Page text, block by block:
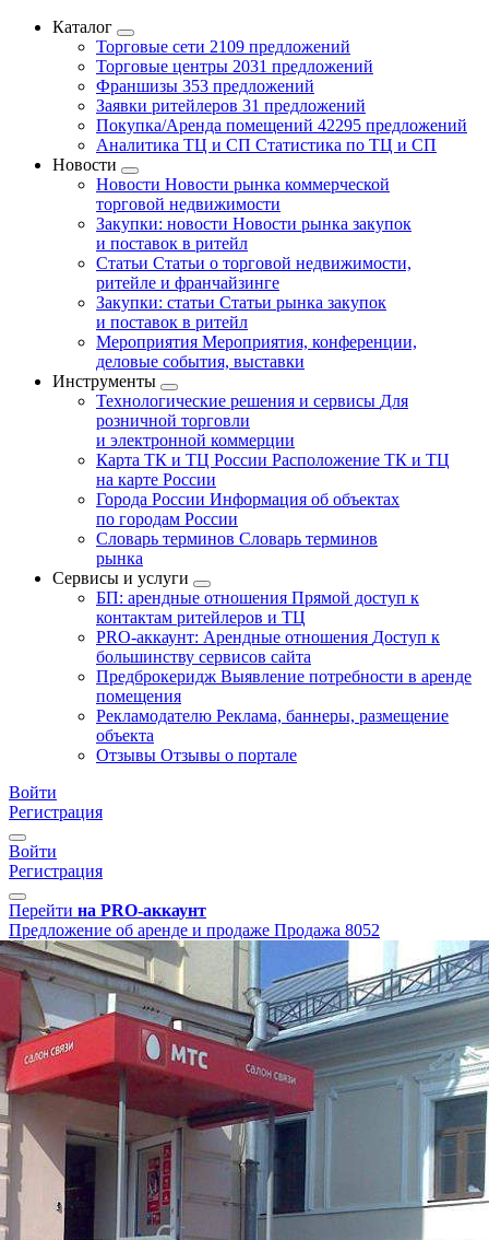
Каталог
Торговые сети 2109 предложений
Торговые центры 2031 предложений
Франшизы 353 предложений
Заявки ритейлеров 31 предложений
Покупка/Аренда помещений 42295 предложений
Аналитика ТЦ и СП Статистика по ТЦ и СП
Новости
Новости Новости рынка коммерческой
торговой недвижимости
Закупки: новости Новости рынка закупок
и поставок в ритейл
Статьи Статьи о торговой недвижимости,
ритейле и франчайзинге
Закупки: статьи Статьи рынка закупок
и поставок в ритейл
Мероприятия Мероприятия, конференции,
деловые события, выставки
Инструменты
Технологические решения и сервисы Для
розничной торговли
и электронной коммерции
Карта ТК и ТЦ России Расположение ТК и ТЦ
на карте России
Города России Информация об объектах
по городам России
Словарь терминов Словарь терминов
рынка
Сервисы и услуги
БП: арендные отношения Прямой доступ к
контактам ритейлеров и ТЦ
PRO-аккаунт: Арендные отношения Доступ к
большинству сервисов сайта
Предброкеридж Выявление потребности в аренде
помещения
Рекламодателю Реклама, баннеры, размещение
объекта
Отзывы Отзывы о портале
Войти
Регистрация
Войти
Регистрация
Перейти на PRO-аккаунт
Предложение об аренде и продаже Продажа 8052